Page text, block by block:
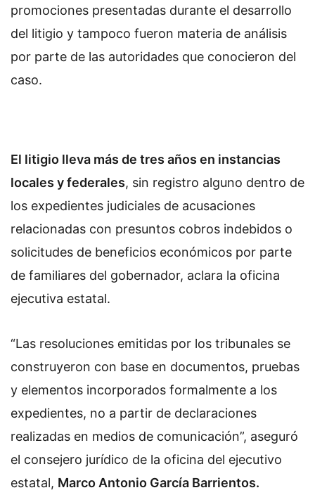
promociones presentadas durante el desarrollo
del litigio y tampoco fueron materia de análisis
por parte de las autoridades que conocieron del
caso.
El litigio lleva más de tres años en instancias
locales y federales, sin registro alguno dentro de
los expedientes judiciales de acusaciones
relacionadas con presuntos cobros indebidos o
solicitudes de beneficios económicos por parte
de familiares del gobernador, aclara la oficina
ejecutiva estatal.
“Las resoluciones emitidas por los tribunales se
construyeron con base en documentos, pruebas
y elementos incorporados formalmente a los
expedientes, no a partir de declaraciones
realizadas en medios de comunicación”, aseguró
el consejero jurídico de la oficina del ejecutivo
estatal, Marco Antonio García Barrientos.